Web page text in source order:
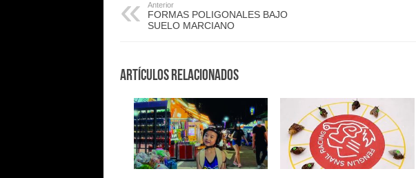
Anterior
FORMAS POLIGONALES BAJO
SUELO MARCIANO
Artículos Relacionados